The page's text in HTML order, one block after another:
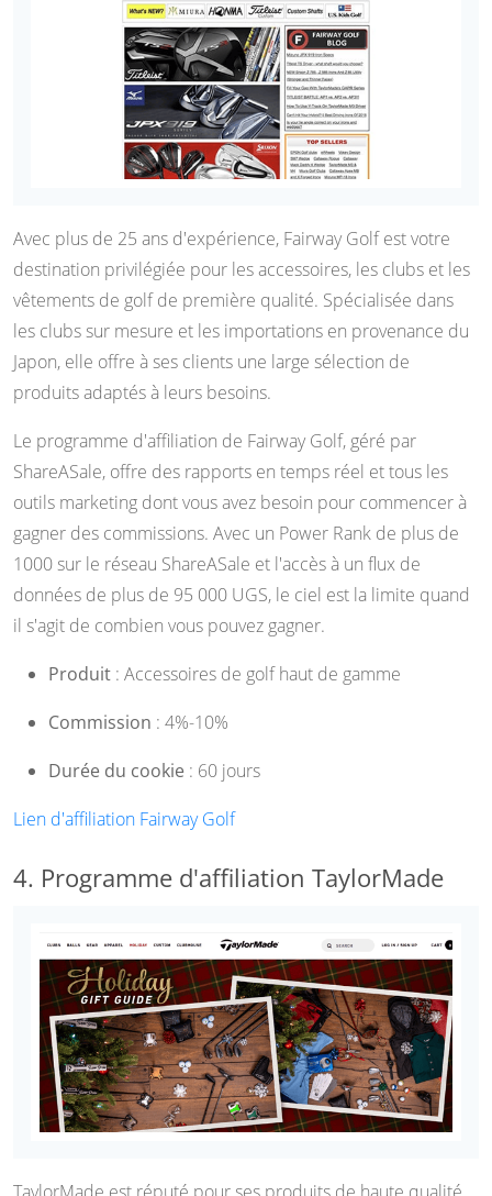
Avec plus de 25 ans d'expérience, Fairway Golf est votre
destination privilégiée pour les accessoires, les clubs et les
vêtements de golf de première qualité. Spécialisée dans
les clubs sur mesure et les importations en provenance du
Japon, elle offre à ses clients une large sélection de
produits adaptés à leurs besoins.
Le programme d'affiliation de Fairway Golf, géré par
ShareASale, offre des rapports en temps réel et tous les
outils marketing dont vous avez besoin pour commencer à
gagner des commissions. Avec un Power Rank de plus de
1000 sur le réseau ShareASale et l'accès à un flux de
données de plus de 95 000 UGS, le ciel est la limite quand
il s'agit de combien vous pouvez gagner.
Produit : Accessoires de golf haut de gamme
Commission : 4%-10%
Durée du cookie : 60 jours
Lien d'affiliation Fairway Golf
4. Programme d'affiliation TaylorMade